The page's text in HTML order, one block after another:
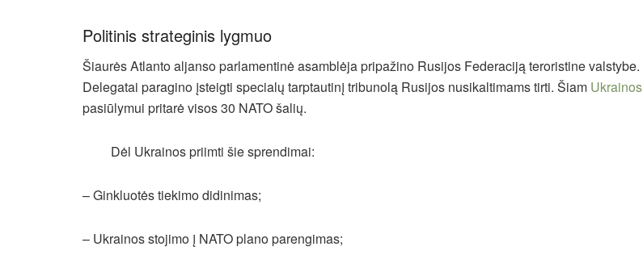
Politinis strateginis lygmuo
Šiaurės Atlanto aljanso parlamentinė asamblėja pripažino Rusijos Federaciją teroristine valstybe.
Delegatai paragino įsteigti specialų tarptautinį tribunolą Rusijos nusikaltimams tirti. Šiam Ukrainos
pasiūlymui pritarė visos 30 NATO šalių.
Dėl Ukrainos priimti šie sprendimai:
– Ginkluotės tiekimo didinimas;
– Ukrainos stojimo į NATO plano parengimas;